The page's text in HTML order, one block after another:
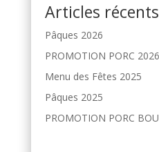
Articles récents
Pâques 2026
PROMOTION PORC 2026
Menu des Fêtes 2025
Pâques 2025
PROMOTION PORC